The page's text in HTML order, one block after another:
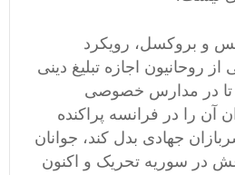
و بروکسل، رویکرد
از روحانیون اجازه تبلیغ دینی
تا در مدارس خصوصی
آن را در فرانسه پراکنده
جهادی بدل کند، جوانان
در سوریه تحریک و اکنون